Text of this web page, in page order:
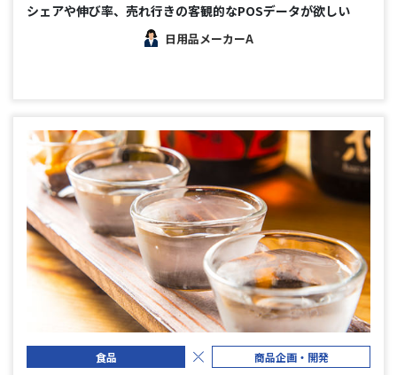
シェアや伸び率、売れ行きの客観的なPOSデータが欲しい
日用品メーカーA
食品 商品企画・開発